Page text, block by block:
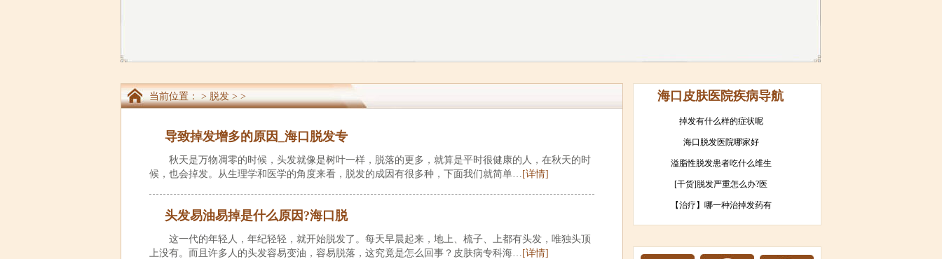
当前位置： > 脱发 > >
导致掉发增多的原因_海口脱发专
秋天是万物凋零的时候，头发就像是树叶一样，脱落的更多，就算是平时很健康的人，在秋天的时
候，也会掉发。从生理学和医学的角度来看，脱发的成因有很多种，下面我们就简单… [详情]
头发易油易掉是什么原因?海口脱
这一代的年轻人，年纪轻轻，就开始脱发了。每天早晨起来，地上、梳子、上都有头发，唯独头顶
上没有。而且许多人的头发容易变油，容易脱落，这究竟是怎么回事？皮肤病专科海… [详情]
海口皮肤医院疾病导航
掉发有什么样的症状呢
海口脱发医院哪家好
溢脂性脱发患者吃什么维生
[干货]脱发严重怎么办?医
【治疗】哪一种治掉发药有